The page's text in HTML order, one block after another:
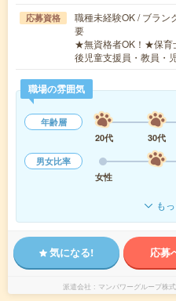
応募資格
職種未経験OK / ブラン
要
★無資格者OK！★保育
後児童支援員・教員
職場の雰囲気
年齢層
20代
30代
男女比率
女性
も
気になる! 応募
派遣会社 マンパワーグループ株